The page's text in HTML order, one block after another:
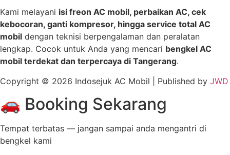
Kami melayani isi freon AC mobil, perbaikan AC, cek
kebocoran, ganti kompresor, hingga service total AC
mobil dengan teknisi berpengalaman dan peralatan
lengkap. Cocok untuk Anda yang mencari bengkel AC
mobil terdekat dan terpercaya di Tangerang.
Copyright © 2026 Indosejuk AC Mobil | Published by JWD
🚗 Booking Sekarang
Tempat terbatas — jangan sampai anda mengantri di
bengkel kami